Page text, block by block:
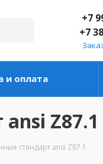
+7
+7
и оплата
Z87.1
стандарт ansi Z87.1